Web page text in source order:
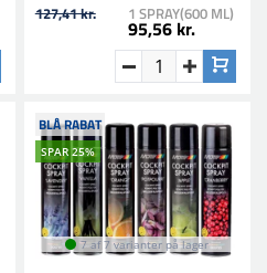
127,41 kr. 1 SPRAY(600 ML)
95,56 kr.
BLÅ RABAT
SPAR 25%
7 af 7 varianter på lager